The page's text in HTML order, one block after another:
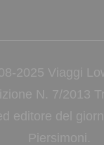
2025 Viaggi
N. 7/2013
editore del
Piersimoni.